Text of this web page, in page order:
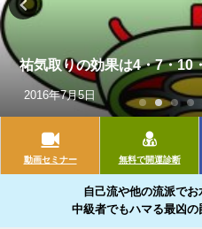
祐気取りの効果は4・7・10
2016年7月5日
動画セミナー 無料で開運診断
自己流や他の流派で
中級者でもハマる最凶